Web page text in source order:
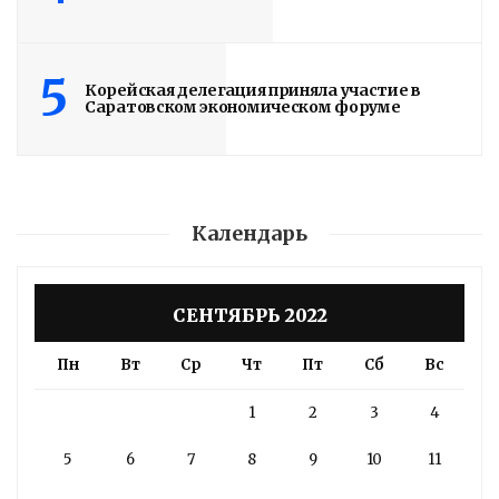
5
Корейская делегация приняла участие в
Саратовском экономическом форуме
Календарь
СЕНТЯБРЬ 2022
Пн Вт Ср Чт Пт Сб Вс
1 2 3 4
5 6 7 8 9 10 11